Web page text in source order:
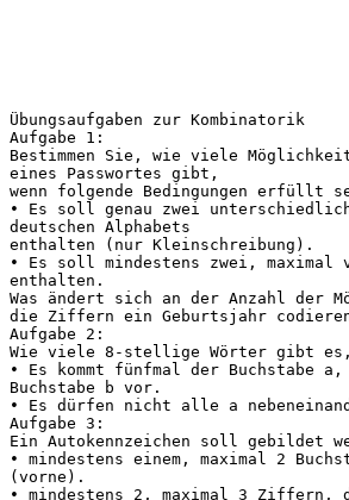
Übungsaufgaben zur Kombinatorik
Aufgabe 1:
Bestimmen Sie, wie viele
eines Passwortes gibt,
wenn folgende Bedingungen erfüllt
• Es soll genau zwei
deutschen Alphabets
enthalten (nur Kleinschreibung).
• Es soll mindestens zwei,
enthalten.
Was ändert sich an der Anzahl der
die Ziffern ein Geburtsjahr
Aufgabe 2:
Wie viele 8-stellige Wörter gibt
• Es kommt fünfmal der Buchstabe
Buchstabe b vor.
• Es dürfen nicht alle a
Aufgabe 3:
Ein Autokennzeichen soll gebildet
• mindestens einem, maximal 2
(vorne).
• mindestens 2, maximal 3 Ziffern,